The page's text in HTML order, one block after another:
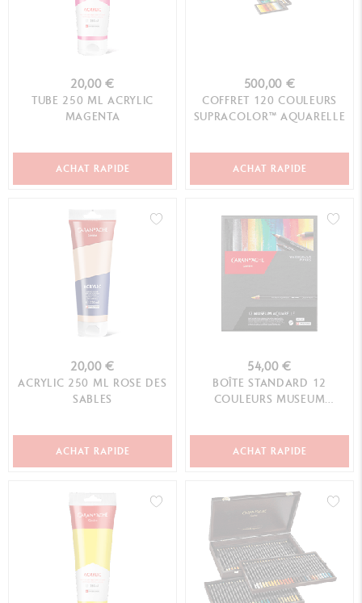
20,00 €
TUBE 250 ML ACRYLIC
MAGENTA
ACHAT RAPIDE
500,00 €
COFFRET 120 COULEURS
SUPRACOLOR™ AQUARELLE
ACHAT RAPIDE
20,00 €
ACRYLIC 250 ML ROSE DES
SABLES
ACHAT RAPIDE
54,00 €
BOÎTE STANDARD 12
COULEURS MUSEUM
ACHAT RAPIDE